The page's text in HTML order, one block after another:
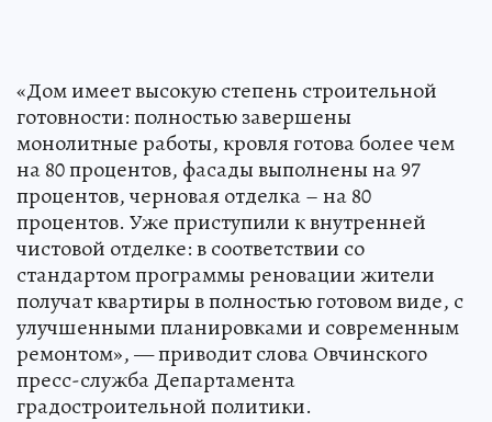
«Дом имеет высокую степень строительной
готовности: полностью завершены
монолитные работы, кровля готова более чем
на 80 процентов, фасады выполнены на 97
процентов, черновая отделка – на 80
процентов. Уже приступили к внутренней
чистовой отделке: в соответствии со
стандартом программы реновации жители
получат квартиры в полностью готовом виде, с
улучшенными планировками и современным
ремонтом», — приводит слова Овчинского
пресс-служба Департамента
градостроительной политики.